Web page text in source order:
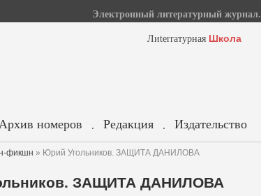
Электронный литературный журнал.
Лиterraтурная Школа
номеров . Редакция . Издательство
фикшн » Юрий Угольников. ЗАЩИТА ДАНИЛОВА
ЗАЩИТА ДАНИЛОВА